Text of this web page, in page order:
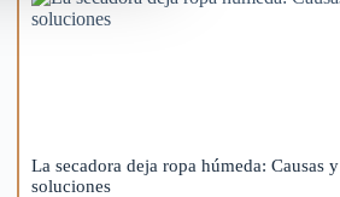
La secadora deja ropa húmeda: Causas y
soluciones